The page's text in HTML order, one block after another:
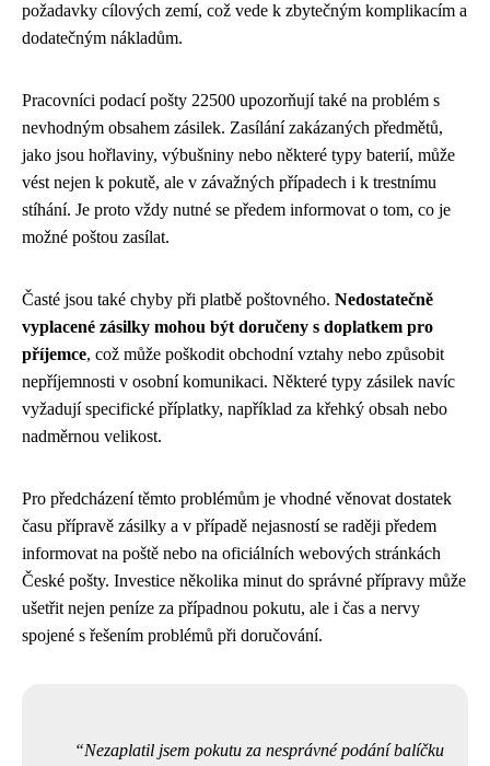
požadavky cílových zemí, což vede k zbytečným komplikacím a
dodatečným nákladům.
Pracovníci podací pošty 22500 upozorňují také na problém s
nevhodným obsahem zásilek. Zasílání zakázaných předmětů,
jako jsou hořlaviny, výbušniny nebo některé typy baterií, může
vést nejen k pokutě, ale v závažných případech i k trestnímu
stíhání. Je proto vždy nutné se předem informovat o tom, co je
možné poštou zasílat.
Časté jsou také chyby při platbě poštovného. Nedostatečně
vyplacené zásilky mohou být doručeny s doplatkem pro
příjemce, což může poškodit obchodní vztahy nebo způsobit
nepříjemnosti v osobní komunikaci. Některé typy zásilek navíc
vyžadují specifické příplatky, například za křehký obsah nebo
nadměrnou velikost.
Pro předcházení těmto problémům je vhodné věnovat dostatek
času přípravě zásilky a v případě nejasností se raději předem
informovat na poště nebo na oficiálních webových stránkách
České pošty. Investice několika minut do správné přípravy může
ušetřit nejen peníze za případnou pokutu, ale i čas a nervy
spojené s řešením problémů při doručování.
Nezaplatil jsem pokutu za nesprávné podání balíčku